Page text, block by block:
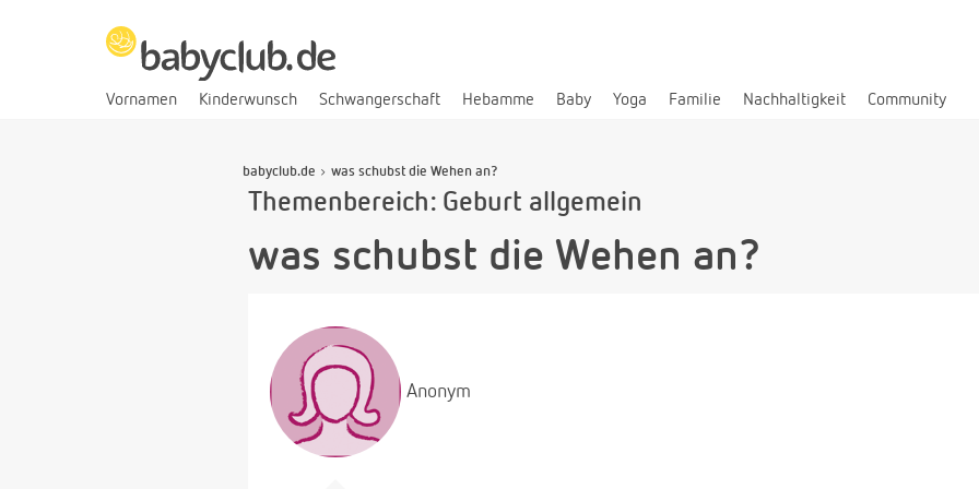
Vornamen Kinderwunsch Schwangerschaft Hebamme Baby Yoga Familie Nachhaltigkeit Community
babyclub.de was schubst die Wehen an?
Themenbereich: Geburt allgemein
was schubst die Wehen an?
Anonym